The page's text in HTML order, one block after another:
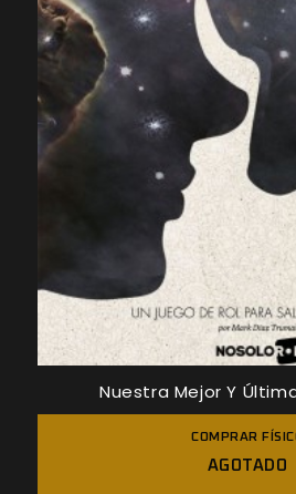
Nuestra Mejor Y
COMPRAR
AGOTADO